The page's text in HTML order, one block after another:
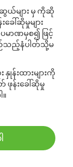
ဆွယ်များ မှ ကိုဆို
ေါ်ဆိုမှုများ
မာဏမှစ၍ ဖြင့်
ည်သည့်နံပါတ်သို့မ
းထားများကို
ဖုန်းခေါ်ဆိုမှု